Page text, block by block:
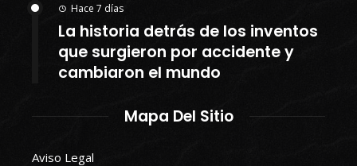
Hace 7 días
La historia detrás de los inventos
que surgieron por accidente y
cambiaron el mundo
Mapa Del Sitio
Aviso Legal